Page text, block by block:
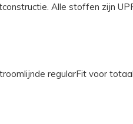
Alle stoffen zijn
regularFit voor